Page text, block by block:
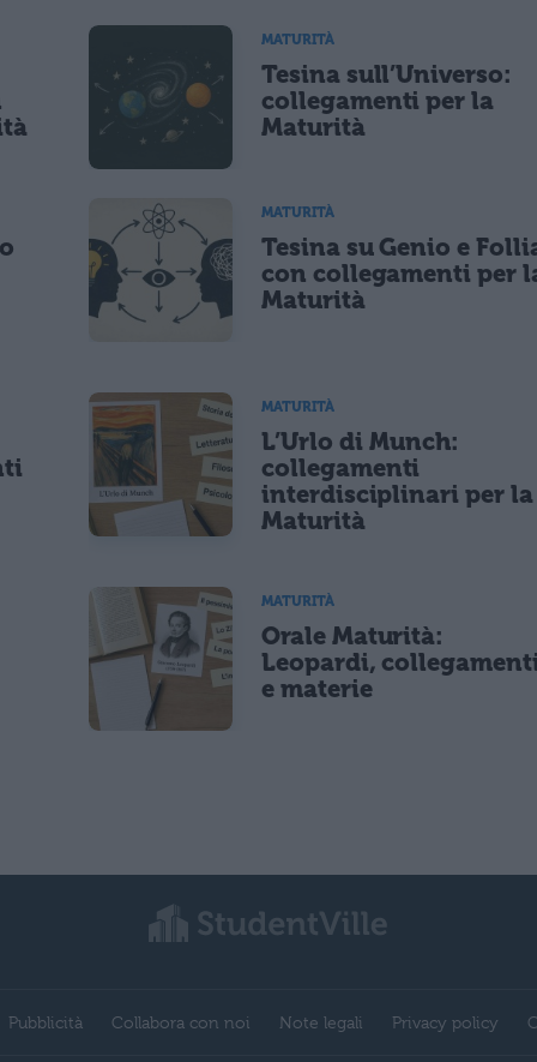
di marketing diretto con modalità automatizzate o tradizionali
MATURITÀ
Tesina sull’Universo:
collegamenti per la
Maturità
MATURITÀ
Tesina su Genio e
con collegamenti per
Maturità
MATURITÀ
L’Urlo di Munch:
collegamenti
interdisciplinari per la
Maturità
MATURITÀ
Orale Maturità:
Leopardi,
e materie
Pubblicità Collabora con noi Note legali Privacy policy